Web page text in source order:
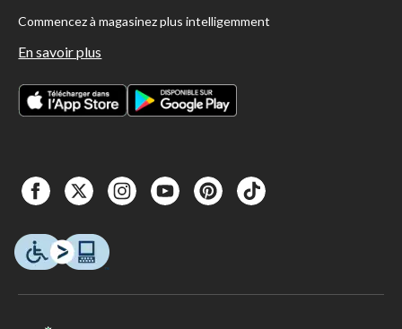
Commencez à magasinez plus intelligemment
En savoir plus